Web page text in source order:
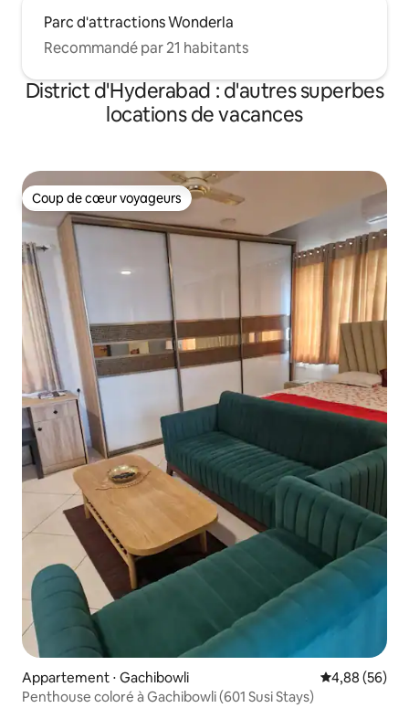
Parc d'attractions Wonderla
Recommandé par 21 habitants
District d'Hyderabad : d'autres superbes
locations de vacances
Coup de cœur voyageurs
Coup de cœur voyageurs
Appartement ⋅ Gachibowli Évaluation
4,88 (56)
Penthouse coloré à Gachibowli (601 Susi Stays)